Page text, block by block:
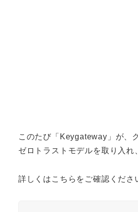
このたび「Keygateway」が、
ゼロトラストモデルを取り入
詳しくはこちらをご確認くだ